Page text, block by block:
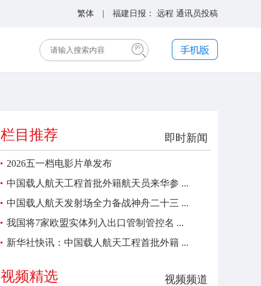
繁体 | 福建日报： 远程 通讯员投稿
即时新闻
栏目推荐
2026五一档电影片单发布
中国载人航天工程首批外籍航天员来华参 ...
中国载人航天发射场全力备战神舟二十三 ...
我国将7家欧盟实体列入出口管制管控名 ...
新华社快讯：中国载人航天工程首批外籍 ...
视频频道
视频精选